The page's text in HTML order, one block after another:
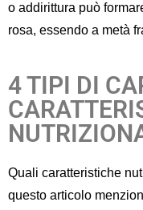
o addirittura può
rosa, essendo a metà
4 TIPI DI
Quali caratteristiche
questo articolo